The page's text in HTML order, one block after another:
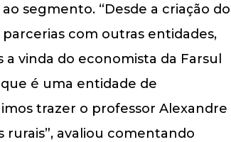
segmento. “Desde a criação do
com outras entidades,
vinda do economista da Farsul
é uma entidade de
trazer o professor Alexandre
avaliou comentando